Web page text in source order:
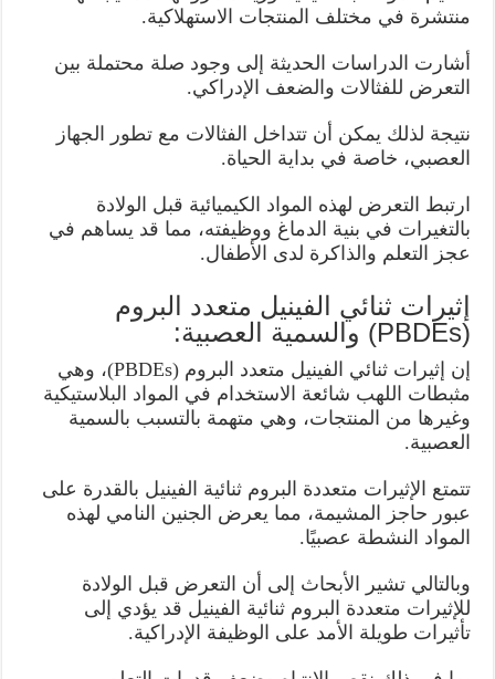
منتشرة في مختلف المنتجات الاستهلاكية.
أشارت الدراسات الحديثة إلى وجود صلة محتملة بين
التعرض للفثالات والضعف الإدراكي.
نتيجة لذلك يمكن أن تتداخل الفثالات مع تطور الجهاز
العصبي، خاصة في بداية الحياة.
ارتبط التعرض لهذه المواد الكيميائية قبل الولادة
بالتغيرات في بنية الدماغ ووظيفته، مما قد يساهم في
عجز التعلم والذاكرة لدى الأطفال.
إثيرات ثنائي الفينيل متعدد البروم
(PBDEs) والسمية العصبية:
إن إثيرات ثنائي الفينيل متعدد البروم (PBDEs)، وهي
مثبطات اللهب شائعة الاستخدام في المواد البلاستيكية
وغيرها من المنتجات، وهي متهمة بالتسبب بالسمية
العصبية.
تتمتع الإثيرات متعددة البروم ثنائية الفينيل بالقدرة على
عبور حاجز المشيمة، مما يعرض الجنين النامي لهذه
المواد النشطة عصبيًا.
وبالتالي تشير الأبحاث إلى أن التعرض قبل الولادة
للإثيرات متعددة البروم ثنائية الفينيل قد يؤدي إلى
تأثيرات طويلة الأمد على الوظيفة الإدراكية.